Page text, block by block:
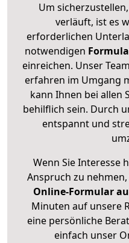
Um
verläuft, ist es
erforderlichen
notwendigen
einreichen. Unser
erfahren im Umgang
kann Ihnen bei allen
behilflich sein. Durch
entspannt und
Wenn Sie Interesse
Anspruch zu nehmen,
Online-Formular
Minuten auf unsere
eine persönliche
einfach unser